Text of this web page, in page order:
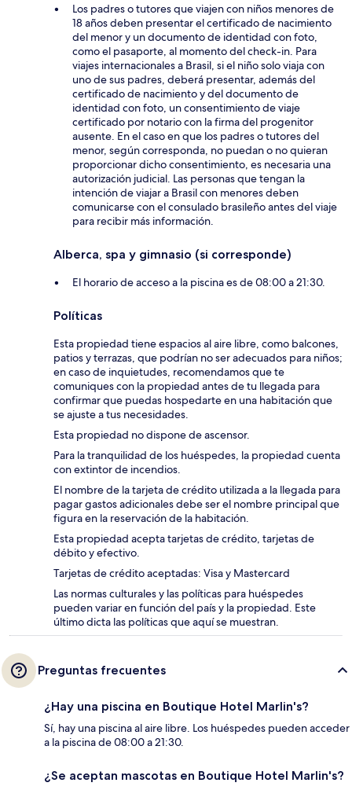
Los padres o tutores que viajen con niños menores de
18 años deben presentar el certificado de nacimiento
del menor y un documento de identidad con foto,
como el pasaporte, al momento del check-in. Para
viajes internacionales a Brasil, si el niño solo viaja con
uno de sus padres, deberá presentar, además del
certificado de nacimiento y del documento de
identidad con foto, un consentimiento de viaje
certificado por notario con la firma del progenitor
ausente. En el caso en que los padres o tutores del
menor, según corresponda, no puedan o no quieran
proporcionar dicho consentimiento, es necesaria una
autorización judicial. Las personas que tengan la
intención de viajar a Brasil con menores deben
comunicarse con el consulado brasileño antes del viaje
para recibir más información.
Alberca, spa y gimnasio (si corresponde)
El horario de acceso a la piscina es de 08:00 a 21:30.
Políticas
Esta propiedad tiene espacios al aire libre, como balcones,
patios y terrazas, que podrían no ser adecuados para niños;
en caso de inquietudes, recomendamos que te
comuniques con la propiedad antes de tu llegada para
confirmar que puedas hospedarte en una habitación que
se ajuste a tus necesidades.
Esta propiedad no dispone de ascensor.
Para la tranquilidad de los huéspedes, la propiedad cuenta
con extintor de incendios.
El nombre de la tarjeta de crédito utilizada a la llegada para
pagar gastos adicionales debe ser el nombre principal que
figura en la reservación de la habitación.
Esta propiedad acepta tarjetas de crédito, tarjetas de
débito y efectivo.
Tarjetas de crédito aceptadas: Visa y Mastercard
Las normas culturales y las políticas para huéspedes
pueden variar en función del país y la propiedad. Este
último dicta las políticas que aquí se muestran.
Preguntas frecuentes
¿Hay una piscina en Boutique Hotel Marlin's?
Sí, hay una piscina al aire libre. Los huéspedes pueden acceder
a la piscina de 08:00 a 21:30.
¿Se aceptan mascotas en Boutique Hotel Marlin's?